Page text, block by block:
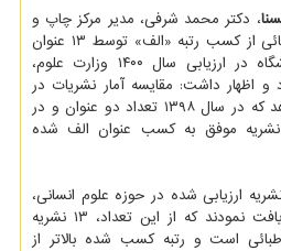
، دکتر محمد شرفی، مدیر مرکز چاپ و
علامه طباطبائی از کسب رتبه «الف» توسط ۱۳ عنوان
نشریه از نشریات علمی دانشگاه در ارزیابی سال ۱۴۰۰ وزارت علوم،
اظهار داشت: مقایسه آمار نشریات در
سال ۱۳۹۸ تا ۱۴۰۰ نشان میدهد که در سال ۱۳۹۸ تعداد دو عنوان و در
نشریه موفق به کسب عنوان الف شده
از ۸۳۲ عنوان نشریه ارزیابی شده در حوزه علوم انسانی،
۱۲۸عنوان نشریه رتبه الف دریافت نمودند که از این تعداد، ۱۳ نشریه
است و رتبه کسب شده بالاتر از